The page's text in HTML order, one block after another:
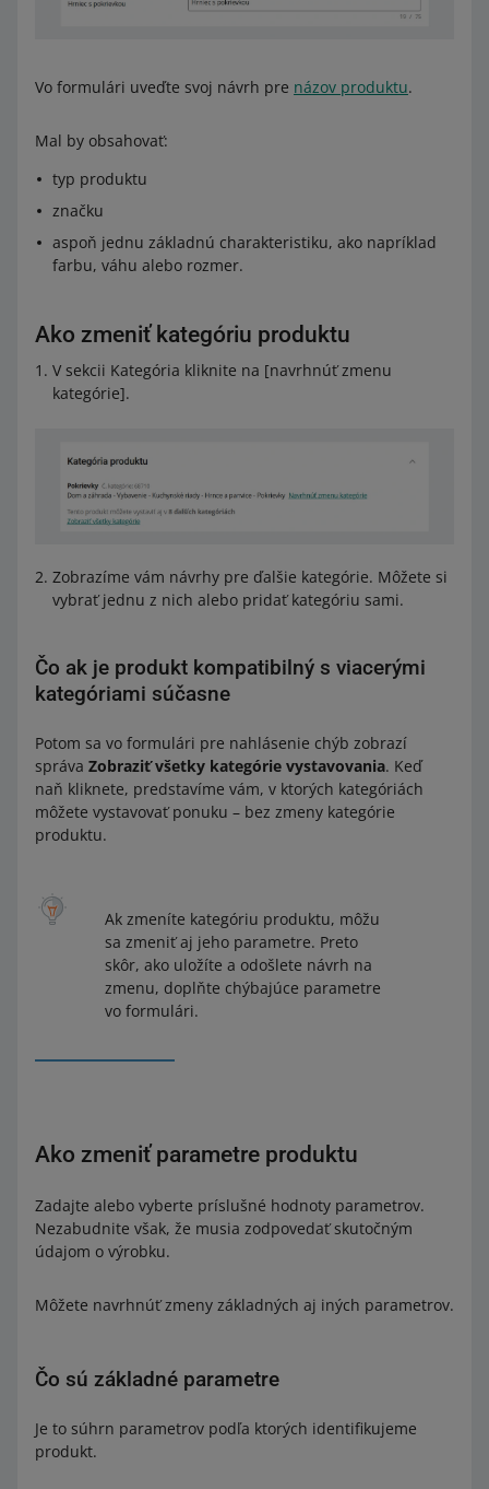
Vo formulári uveďte svoj návrh pre názov produktu.
Mal by obsahovať:
typ produktu
značku
aspoň jednu základnú charakteristiku, ako napríklad
farbu, váhu alebo rozmer.
Ako zmeniť kategóriu produktu
V sekcii Kategória kliknite na [navrhnúť zmenu
kategórie].
Zobrazíme vám návrhy pre ďalšie kategórie. Môžete si
vybrať jednu z nich alebo pridať kategóriu sami.
Čo ak je produkt kompatibilný s viacerými
kategóriami súčasne
Potom sa vo formulári pre nahlásenie chýb zobrazí
správa Zobraziť všetky kategórie vystavovania. Keď
naň kliknete, predstavíme vám, v ktorých kategóriách
môžete vystavovať ponuku – bez zmeny kategórie
produktu.
Ak zmeníte kategóriu produktu, môžu
sa zmeniť aj jeho parametre. Preto
skôr, ako uložíte a odošlete návrh na
zmenu, doplňte chýbajúce parametre
vo formulári.
Ako zmeniť parametre produktu
Zadajte alebo vyberte príslušné hodnoty parametrov.
Nezabudnite však, že musia zodpovedať skutočným
údajom o výrobku.
Môžete navrhnúť zmeny základných aj iných parametrov.
Čo sú základné parametre
Je to súhrn parametrov podľa ktorých identifikujeme
produkt.